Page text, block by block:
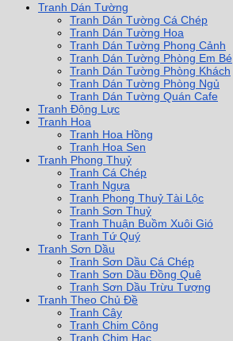
Tranh Dán Tường
Tranh Dán Tường Cá Chép
Tranh Dán Tường Hoa
Tranh Dán Tường Phong Cảnh
Tranh Dán Tường Phòng Em Bé
Tranh Dán Tường Phòng Khách
Tranh Dán Tường Phòng Ngủ
Tranh Dán Tường Quán Cafe
Tranh Động Lực
Tranh Hoa
Tranh Hoa Hồng
Tranh Hoa Sen
Tranh Phong Thuỷ
Tranh Cá Chép
Tranh Ngựa
Tranh Phong Thuỷ Tài Lộc
Tranh Sơn Thuỷ
Tranh Thuận Buồm Xuôi Gió
Tranh Tứ Quý
Tranh Sơn Dầu
Tranh Sơn Dầu Cá Chép
Tranh Sơn Dầu Đồng Quê
Tranh Sơn Dầu Trừu Tượng
Tranh Theo Chủ Đề
Tranh Cây
Tranh Chim Công
Tranh Chim Hạc